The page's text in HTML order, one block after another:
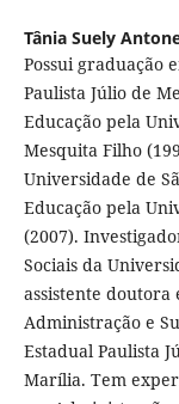
Tânia Suely
Possui graduação
Paulista Júlio de
Educação pela
Mesquita Filho
Universidade de
Educação pela
(2007).
Sociais da
assistente
Administração e
Estadual Paulista
Marília. Tem